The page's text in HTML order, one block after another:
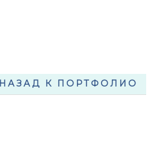
НАЗАД К ПОРТФОЛИО